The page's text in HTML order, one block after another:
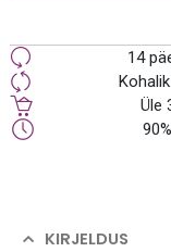
14
Üle
KIRJELDUS